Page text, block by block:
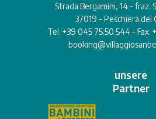
Strada Bergamini, 14 - fraz.
37019 - Peschiera del
Tel. +39 045 75.50.544 - Fax.
unsere
Partner